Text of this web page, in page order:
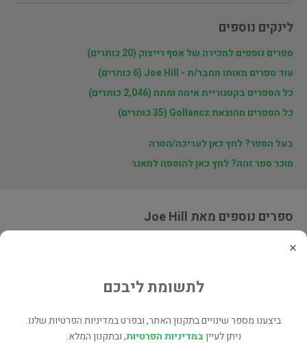
לינקים נוספים
ספרים נוספים למכירה של אסף רייצוק (20 כותרים)
עוד ספרים מאותו מחבר/ת - Joe Hill (6 כותרים)
כל הספרים בקטגוריית אימה ומתח (2,046 כותרים)
כל הספרים מהוצאת Gollancz (35 כותרים)
בעל הספר? לחץ כאן לעריכה/הסרה
מוכר ספר זהה? לחץ כאן להוספה למאגר
ספרים נוספים מאת Joe Hill
×
לתשומת ליבכם
ביצענו מספר שינויים בתקנון האתר, ובפרט במדיניות הפרטיות שלנו.
ניתן לעייןבמדיניות הפרטיות, ובתקנון המלא.